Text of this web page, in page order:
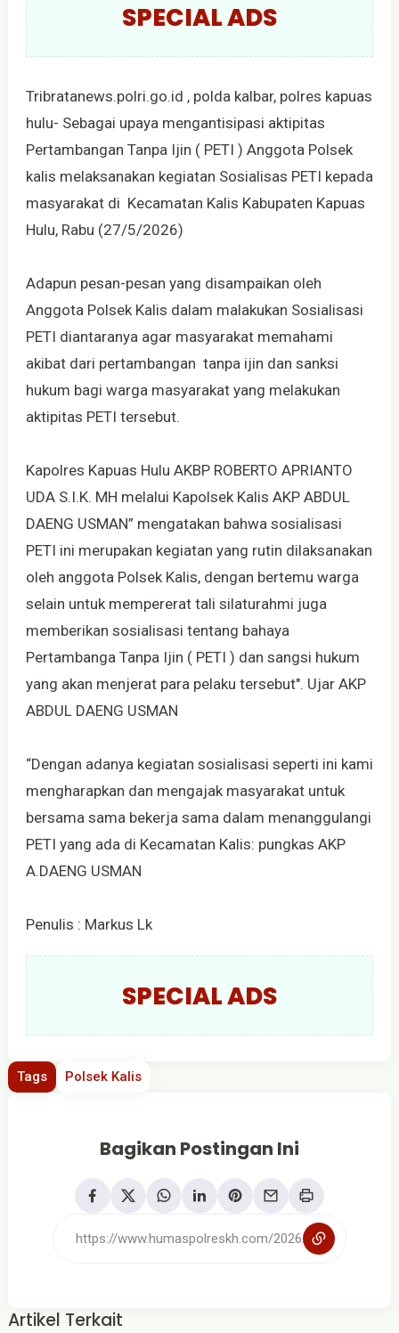
SPECIAL ADS
Tribratanews.polri.go.id , polda kalbar, polres kapuas
hulu- Sebagai upaya mengantisipasi aktipitas
Pertambangan Tanpa Ijin ( PETI ) Anggota Polsek
kalis melaksanakan kegiatan Sosialisas PETI kepada
masyarakat di Kecamatan Kalis Kabupaten Kapuas
Hulu, Rabu (27/5/2026)
Adapun pesan-pesan yang disampaikan oleh
Anggota Polsek Kalis dalam malakukan Sosialisasi
PETI diantaranya agar masyarakat memahami
akibat dari pertambangan tanpa ijin dan sanksi
hukum bagi warga masyarakat yang melakukan
aktipitas PETI tersebut.
Kapolres Kapuas Hulu AKBP ROBERTO APRIANTO
UDA S.I.K. MH melalui Kapolsek Kalis AKP ABDUL
DAENG USMAN” mengatakan bahwa sosialisasi
PETI ini merupakan kegiatan yang rutin dilaksanakan
oleh anggota Polsek Kalis, dengan bertemu warga
selain untuk mempererat tali silaturahmi juga
memberikan sosialisasi tentang bahaya
Pertambanga Tanpa Ijin ( PETI ) dan sangsi hukum
yang akan menjerat para pelaku tersebut". Ujar AKP
ABDUL DAENG USMAN
“Dengan adanya kegiatan sosialisasi seperti ini kami
mengharapkan dan mengajak masyarakat untuk
bersama sama bekerja sama dalam menanggulangi
PETI yang ada di Kecamatan Kalis: pungkas AKP
A.DAENG USMAN
Penulis : Markus Lk
SPECIAL ADS
Tags Polsek Kalis
Bagikan Postingan Ini
Artikel Terkait